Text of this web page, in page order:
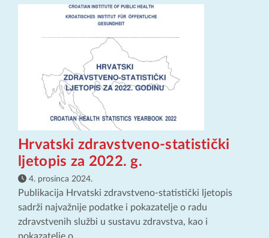
Hrvatski zdravstveno-statistički
ljetopis za 2022. g.
4. prosinca 2024.
Publikacija Hrvatski zdravstveno-statistički ljetopis
sadrži najvažnije podatke i pokazatelje o radu
zdravstvenih službi u sustavu zdravstva, kao i